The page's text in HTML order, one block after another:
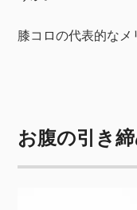
膝コロの代表的なメ
お腹の引き